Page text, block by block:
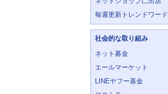
毎週更新トレンドワード
社会的な取り組み
ネット募金
エールマーケット
LINEヤフー基金